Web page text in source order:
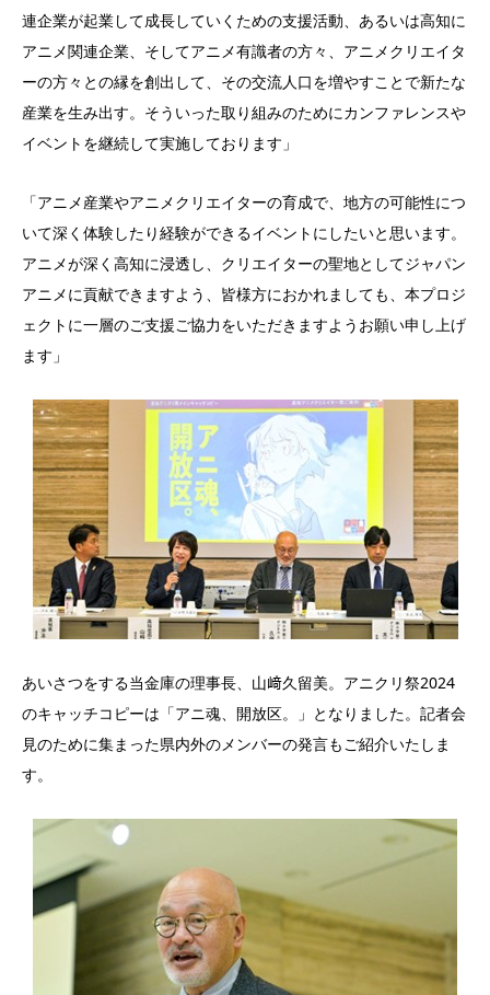
連企業が起業して成長していくための支援活動、あるいは高知に
アニメ関連企業、そしてアニメ有識者の方々、アニメクリエイタ
ーの方々との縁を創出して、その交流人口を増やすことで新たな
産業を生み出す。そういった取り組みのためにカンファレンスや
イベントを継続して実施しております」
「アニメ産業やアニメクリエイターの育成で、地方の可能性につ
いて深く体験したり経験ができるイベントにしたいと思います。
アニメが深く高知に浸透し、クリエイターの聖地としてジャパン
アニメに貢献できますよう、皆様方におかれましても、本プロジ
ェクトに一層のご支援ご協力をいただきますようお願い申し上げ
ます」
あいさつをする当金庫の理事長、山﨑久留美。アニクリ祭2024
のキャッチコピーは「アニ魂、開放区。」となりました。記者会
見のために集まった県内外のメンバーの発言もご紹介いたしま
す。